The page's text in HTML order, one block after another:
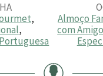
,
,
Portuguesa
Almoço
com